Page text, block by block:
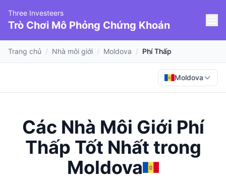
Three Investeers
Trò Chơi Mô Phỏng Chứng Khoán
Trang chủ / Nhà môi giới / Moldova / Phí Thấp
Moldova
Các Nhà Môi Giới Phí
Thấp Tốt Nhất trong
Moldova